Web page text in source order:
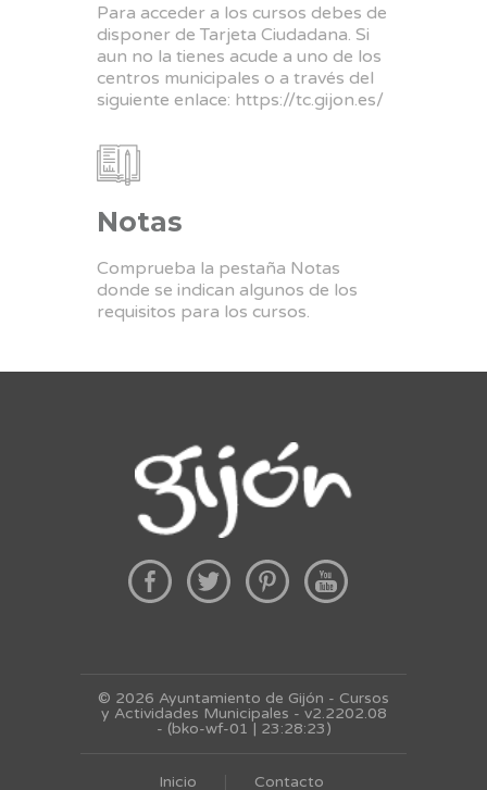
Para acceder a los cursos debes de
disponer de Tarjeta Ciudadana. Si
aun no la tienes acude a uno de los
centros municipales o a través del
siguiente enlace: https://tc.gijon.es/
Notas
Comprueba la pestaña Notas
donde se indican algunos de los
requisitos para los cursos.
© 2026 Ayuntamiento de Gijón - Cursos
y Actividades Municipales - v2.2202.08
- (bko-wf-01 | 23:28:23)
Inicio Contacto